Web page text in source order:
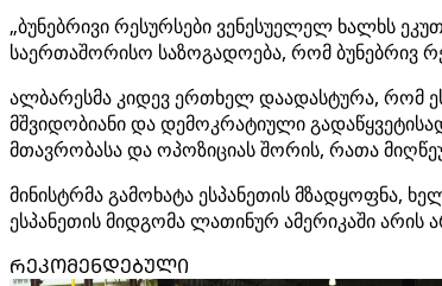
„ბუნებრივი რესურსები ვენესუელელ ხალხს
საერთაშორისო საზოგადოება, რომ ბუნებრივ
ალბარესმა კიდევ ერთხელ დაადასტურა, რომ
მშვიდობიანი და დემოკრატიული
მთავრობასა და ოპოზიციას შორის, რათა
მინისტრმა გამოხატა ესპანეთის მზადყოფნა,
ესპანეთის მიდგომა ლათინურ ამერიკაში
ᲠᲔᲙᲝᲛᲔᲜᲓᲔᲑᲣᲚᲘ